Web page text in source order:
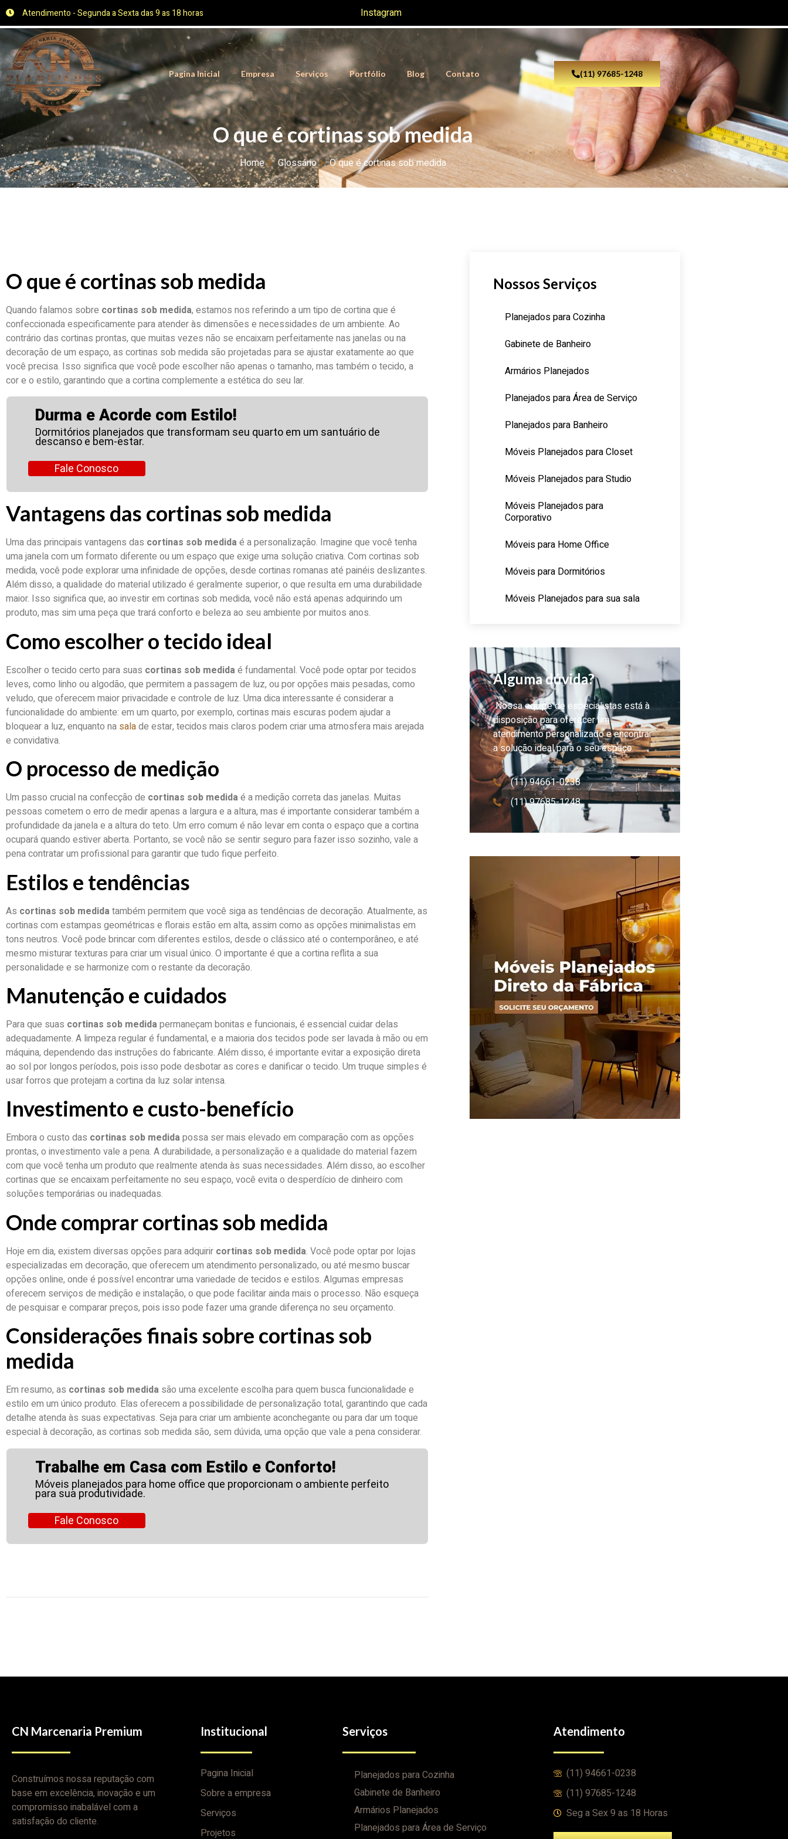
Atendimento - Segunda a Sexta das 9 as 18 horas Instagram
Pagina Inicial Empresa Serviços Portfólio Blog Contato (11) 97685-1248
O que é cortinas sob medida
Home Glossário O que é cortinas sob medida
O que é cortinas sob medida
Quando falamos sobre cortinas sob medida, estamos nos referindo a um tipo de cortina que é
confeccionada especificamente para atender às dimensões e necessidades de um ambiente. Ao
contrário das cortinas prontas, que muitas vezes não se encaixam perfeitamente nas janelas ou na
decoração de um espaço, as cortinas sob medida são projetadas para se ajustar exatamente ao que
você precisa. Isso significa que você pode escolher não apenas o tamanho, mas também o tecido, a
cor e o estilo, garantindo que a cortina complemente a estética do seu lar.
Durma e Acorde com Estilo!
Dormitórios planejados que transformam seu quarto em um santuário de
descanso e bem-estar.
Fale Conosco
Vantagens das cortinas sob medida
Uma das principais vantagens das cortinas sob medidaé a personalização. Imagine que você tenha
uma janela com um formato diferente ou um espaço que exige uma solução criativa. Com cortinas sob
medida, você pode explorar uma infinidade de opções, desde cortinas romanas até painéis deslizantes.
Além disso, a qualidade do material utilizado é geralmente superior, o que resulta em uma durabilidade
maior. Isso significa que, ao investir em cortinas sob medida, você não está apenas adquirindo um
produto, mas sim uma peça que trará conforto e beleza ao seu ambiente por muitos anos.
Como escolher o tecido ideal
Escolher o tecido certo para suas cortinas sob medidaé fundamental. Você pode optar por tecidos
leves, como linho ou algodão, que permitem a passagem de luz, ou por opções mais pesadas, como
veludo, que oferecem maior privacidade e controle de luz. Uma dica interessante é considerar a
funcionalidade do ambiente: em um quarto, por exemplo, cortinas mais escuras podem ajudar a
bloquear a luz, enquanto na salade estar, tecidos mais claros podem criar uma atmosfera mais arejada
e convidativa.
O processo de medição
Um passo crucial na confecção de cortinas sob medidaé a medição correta das janelas. Muitas
pessoas cometem o erro de medir apenas a largura e a altura, mas é importante considerar também a
profundidade da janela e a altura do teto. Um erro comum é não levar em conta o espaço que a cortina
ocupará quando estiver aberta. Portanto, se você não se sentir seguro para fazer isso sozinho, vale a
pena contratar um profissional para garantir que tudo fique perfeito.
Estilos e tendências
As cortinas sob medidatambém permitem que você siga as tendências de decoração. Atualmente, as
cortinas com estampas geométricas e florais estão em alta, assim como as opções minimalistas em
tons neutros. Você pode brincar com diferentes estilos, desde o clássico até o contemporâneo, e até
mesmo misturar texturas para criar um visual único. O importante é que a cortina reflita a sua
personalidade e se harmonize com o restante da decoração.
Manutenção e cuidados
Para que suas cortinas sob medidapermaneçam bonitas e funcionais, é essencial cuidar delas
adequadamente. A limpeza regular é fundamental, e a maioria dos tecidos pode ser lavada à mão ou em
máquina, dependendo das instruções do fabricante. Além disso, é importante evitar a exposição direta
ao sol por longos períodos, pois isso pode desbotar as cores e danificar o tecido. Um truque simples é
usar forros que protejam a cortina da luz solar intensa.
Investimento e custo-benefício
Embora o custo das cortinas sob medidapossa ser mais elevado em comparação com as opções
prontas, o investimento vale a pena. A durabilidade, a personalização e a qualidade do material fazem
com que você tenha um produto que realmente atenda às suas necessidades. Além disso, ao escolher
cortinas que se encaixam perfeitamente no seu espaço, você evita o desperdício de dinheiro com
soluções temporárias ou inadequadas.
Onde comprar cortinas sob medida
Hoje em dia, existem diversas opções para adquirir cortinas sob medida. Você pode optar por lojas
especializadas em decoração, que oferecem um atendimento personalizado, ou até mesmo buscar
opções online, onde é possível encontrar uma variedade de tecidos e estilos. Algumas empresas
oferecem serviços de medição e instalação, o que pode facilitar ainda mais o processo. Não esqueça
de pesquisar e comparar preços, pois isso pode fazer uma grande diferença no seu orçamento.
Considerações finais sobre cortinas sob
medida
Em resumo, as cortinas sob medida são uma excelente escolha para quem busca funcionalidade e
estilo em um único produto. Elas oferecem a possibilidade de personalização total, garantindo que cada
detalhe atenda às suas expectativas. Seja para criar um ambiente aconchegante ou para dar um toque
especial à decoração, as cortinas sob medida são, sem dúvida, uma opção que vale a pena considerar.
Trabalhe em Casa com Estilo e Conforto!
Móveis planejados para home office que proporcionam o ambiente perfeito
para sua produtividade.
Fale Conosco
Nossos Serviços
Planejados para Cozinha
Gabinete de Banheiro
Armários Planejados
Planejados para Área de Serviço
Planejados para Banheiro
Móveis Planejados para Closet
Móveis Planejados para Studio
Móveis Planejados para
Corporativo
Móveis para Home Office
Móveis para Dormitórios
Móveis Planejados para sua sala
Alguma dúvida?
Nossa equipe de especialistas está à
disposição para oferecer um
atendimento personalizado e encontrar
a solução ideal para o seu espaço.
(11) 94661-0238
(11) 97685-1248
CN Marcenaria Premium
Construímos nossa reputação com
base em excelência, inovação e um
compromisso inabalável com a
satisfação do cliente.
Institucional
Pagina Inicial
Sobre a empresa
Serviços
Projetos
Serviços
Planejados para Cozinha
Gabinete de Banheiro
Armários Planejados
Planejados para Área de Serviço
Atendimento
(11) 94661-0238
(11) 97685-1248
Seg a Sex 9 as 18 Horas